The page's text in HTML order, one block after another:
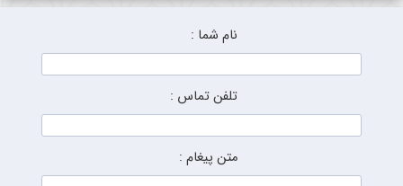
نام شما :
تلفن تماس :
متن پیغام :